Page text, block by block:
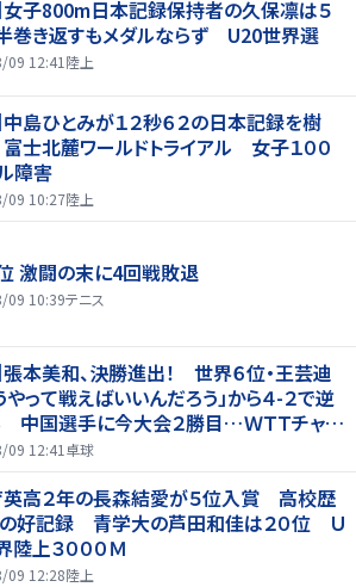
女子800m日本記録保持者の久保凛は５
巻き返すもメダルならず U20世界選
09 12:41 陸上
中島ひとみが１２秒６２の日本記録を樹
北麓ワールドトライアル 女子１００
障害
09 10:27陸上
激闘の末に4回戦敗退
09 10:39テニス
張本美和、決勝進出！ 世界６位・王芸迪
やって戦えばいいんだろう」から４-２で逆
中国選手に今大会２勝目…ＷＴＴチャン
横浜
09 12:41 卓球
高２年の長森結愛が５位入賞 高校歴
好記録 青学大の芦田和佳は２０位 Ｕ
陸上３０００Ｍ
09 12:28陸上